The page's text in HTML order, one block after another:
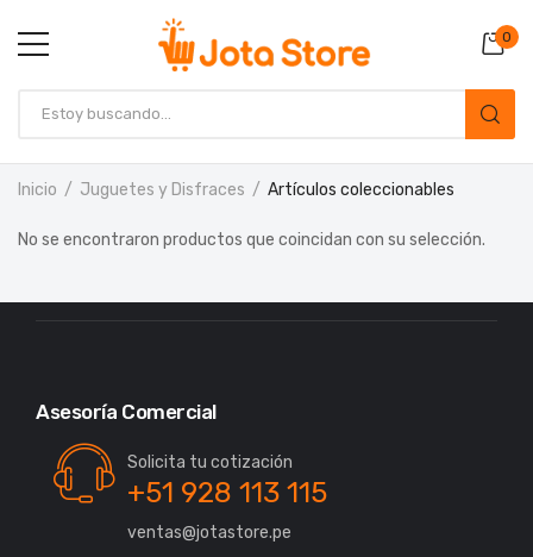
0
Inicio Juguetes y Disfraces Artículos coleccionables
No se encontraron productos que coincidan con su selección.
Asesoría Comercial
Solicita tu cotización
+51 928 113 115
ventas@jotastore.pe